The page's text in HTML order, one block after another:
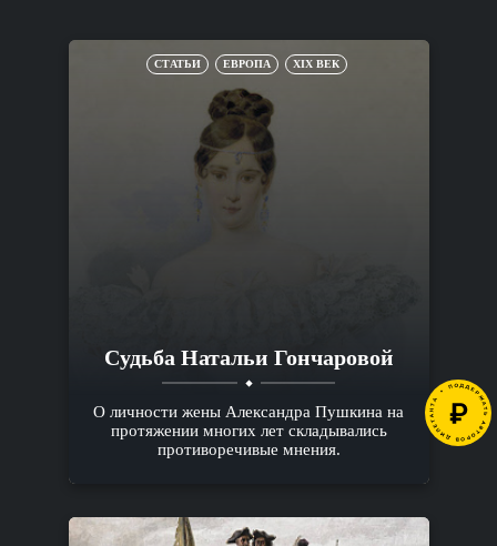
СТАТЬИ ЕВРОПА XIX ВЕК
Судьба Натальи Гончаровой
О личности жены Александра Пушкина на
протяжении многих лет складывались
противоречивые мнения.